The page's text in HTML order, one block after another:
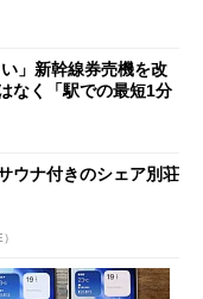
」新幹線券売機を改
なく「駅での最短1分
ウナ付きのシェア別荘